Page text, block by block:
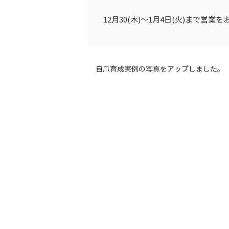
12月30(木)～1月4日(火)まで営業を
自爪育成実例の写真をアップしました。